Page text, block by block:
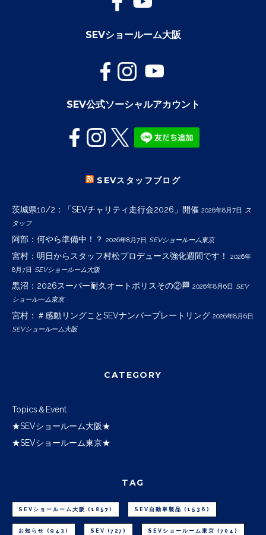
SEVショールーム大阪
SEV公式ソーシャルアカウント
SEVスタッフブログ
茨城県10/2：「SEVチャリティ走行会2026」開催 2026年8月7日 ス
タッフ
阿部：何やら準備中！？ 2026年8月7日 SEVショールーム東京
宮村：明日からスタッフ村松プロデュース強化週間です！
2026年
8月7日 SEVショールーム大阪
黒沼：2026スーパー耐久オートポリスその②🏁 2026年8月6日 SEV
ショールーム東京
宮村：＃感動リングことSEVナンバープレートリング 2026年8月6日
SEVショールーム大阪
CATEGORY
Topics＆Event
★SEVショールーム大阪★
★SEVショールーム東京★
TAG
SEVショールーム大阪 (1857) SEV自動車製品 (1536)
お知らせ (943) SEV (727) SEVショールーム東京 (704)